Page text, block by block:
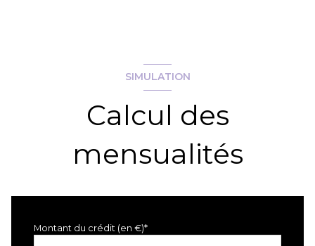
quartier FORT
SIMULATION
Calcul des
mensualités
Montant du crédit (en €)*